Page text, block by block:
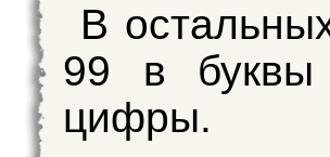
В
99 в буквы
цифры.